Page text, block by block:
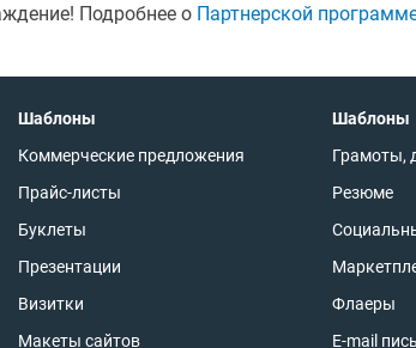
Подробнее о Партнерской
Шаблоны
Коммерческие предложения
Прайс-листы
Буклеты
Презентации
Визитки
Макеты сайтов
Шаблоны
Грамоты,
Резюме
Флаеры
E-mail